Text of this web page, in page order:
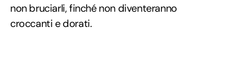
non bruciarli, finché non diventeranno
croccanti e dorati.